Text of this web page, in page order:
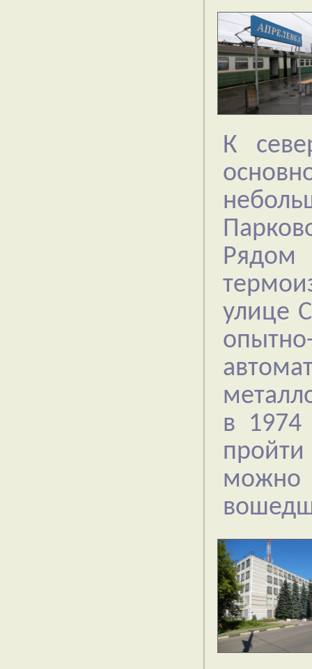
К
Рядом
улице
в
можно